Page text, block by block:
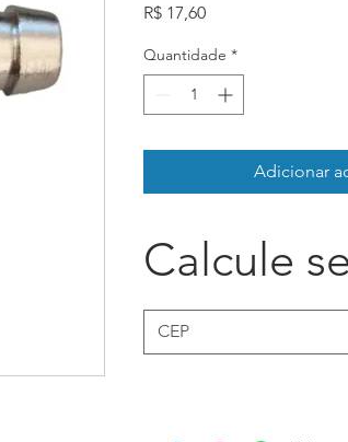
R$ 17,60Preço
Quantidade *
Adicionar
Calcule